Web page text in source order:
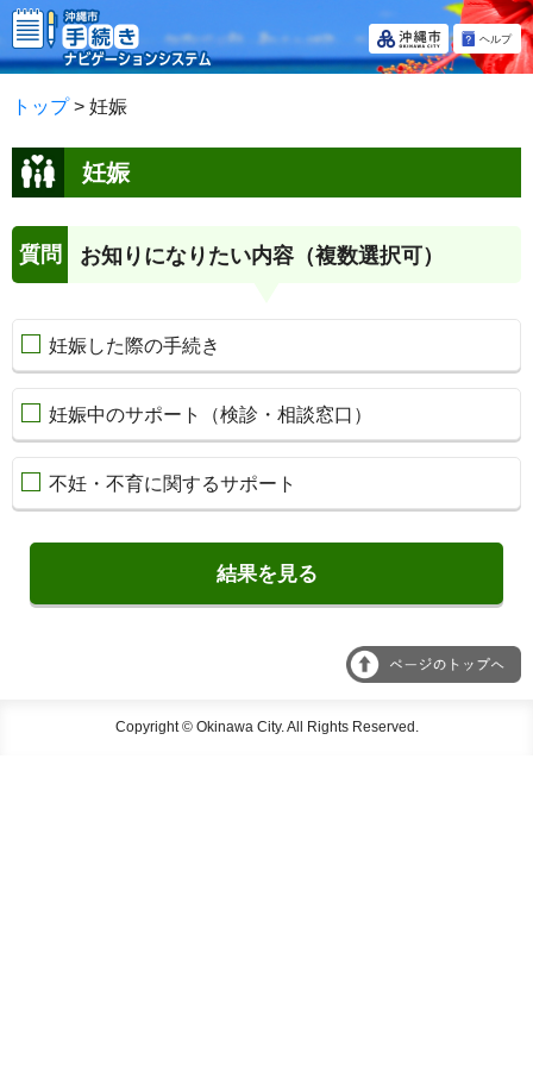
ヘルプ
トップ> 妊娠
妊娠
質問 お知りになりたい内容（複数選択可）
妊娠した際の手続き
妊娠中のサポート（検診・相談窓口）
不妊・不育に関するサポート
結果を見る
Copyright © Okinawa City. All Rights Reserved.